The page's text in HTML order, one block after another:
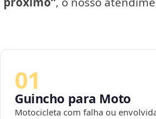
01
Guincho para Moto
Motocicleta com falha ou